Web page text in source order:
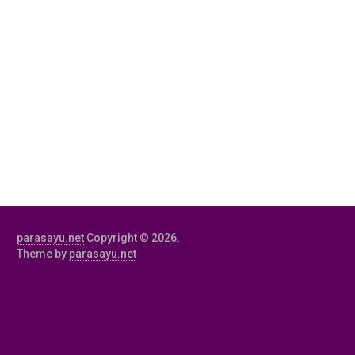
parasayu.net Copyright © 2026.
Theme by parasayu.net